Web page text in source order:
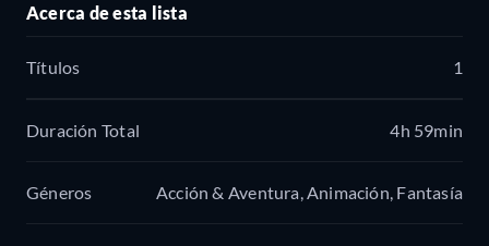
Acerca de esta lista
Títulos 1
Duración Total 4h 59min
Géneros Acción & Aventura, Animación, Fantasía